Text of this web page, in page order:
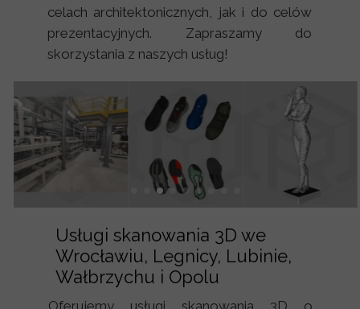
celach architektonicznych, jak i do celów
prezentacyjnych. Zapraszamy do
skorzystania z naszych usług!
Usługi skanowania 3D we
Wrocławiu, Legnicy, Lubinie,
Wałbrzychu i Opolu
Oferujemy usługi skanowania 3D o